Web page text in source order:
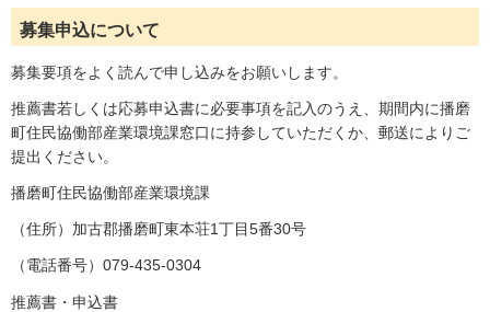
募集申込について
募集要項をよく読んで申し込みをお願いします。
推薦書若しくは応募申込書に必要事項を記入のうえ、期間内に播磨
町住民協働部産業環境課窓口に持参していただくか、郵送によりご
提出ください。
播磨町住民協働部産業環境課
（住所）加古郡播磨町東本荘1丁目5番30号
（電話番号）079-435-0304
推薦書・申込書